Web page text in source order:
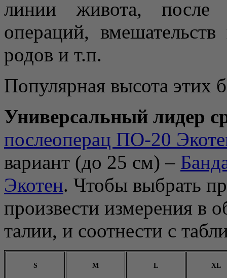
линии живота, после
операций,
родов и т.п.
Популярная высота этих
Универсальный лидер
послеоперац ПО-20
вариант (до 25 см) –
Экотен. Чтобы выбрать
произвести измерения в
талии, и соотнести с
S M L XL